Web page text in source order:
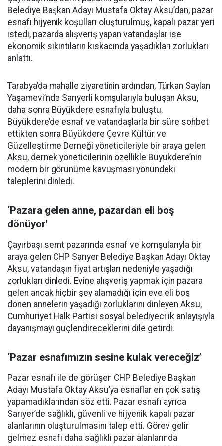
Belediye Başkan Adayı Mustafa Oktay Aksu’dan, pazar
esnafı hijyenik koşulları oluşturulmuş, kapalı pazar yeri
istedi, pazarda alışveriş yapan vatandaşlar ise
ekonomik sıkıntıların kıskacında yaşadıkları zorlukları
anlattı.
Tarabya’da mahalle ziyaretinin ardından, Türkan Saylan
Yaşamevi’nde Sarıyerli komşularıyla buluşan Aksu,
daha sonra Büyükdere esnafıyla buluştu.
Büyükdere’de esnaf ve vatandaşlarla bir süre sohbet
ettikten sonra Büyükdere Çevre Kültür ve
Güzelleştirme Derneği yöneticileriyle bir araya gelen
Aksu, dernek yöneticilerinin özellikle Büyükdere’nin
modern bir görünüme kavuşması yönündeki
taleplerini dinledi.
‘Pazara gelen anne, pazardan eli boş
dönüyor’
Çayırbaşı semt pazarında esnaf ve komşularıyla bir
araya gelen CHP Sarıyer Belediye Başkan Adayı Oktay
Aksu, vatandaşın fiyat artışları nedeniyle yaşadığı
zorlukları dinledi. Evine alışveriş yapmak için pazara
gelen ancak hiçbir şey alamadığı için eve eli boş
dönen annelerin yaşadığı zorluklarını dinleyen Aksu,
Cumhuriyet Halk Partisi sosyal belediyecilik anlayışıyla
dayanışmayı güçlendireceklerini dile getirdi.
‘Pazar esnafımızın sesine kulak vereceğiz’
Pazar esnafı ile de görüşen CHP Belediye Başkan
Adayı Mustafa Oktay Aksu’ya esnaflar en çok satış
yapamadıklarından söz etti. Pazar esnafı ayrıca
Sarıyer’de sağlıklı, güvenli ve hijyenik kapalı pazar
alanlarının oluşturulmasını talep etti. Görev gelir
gelmez esnafı daha sağlıklı pazar alanlarında